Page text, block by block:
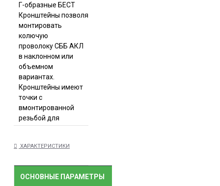
Г-образные БЕСТ
Кронштейны позволяют
монтировать
колючую
проволоку СББ АКЛ
в наклонном или
объемном
вариантах.
Кронштейны имеют
точки с
вмонтированной
резьбой для
монтажа
накладок.
Высота: 380 мм.
Длина: 470 мм.
ХАРАКТЕРИСТИКИ
ОСНОВНЫЕ ПАРАМЕТРЫ